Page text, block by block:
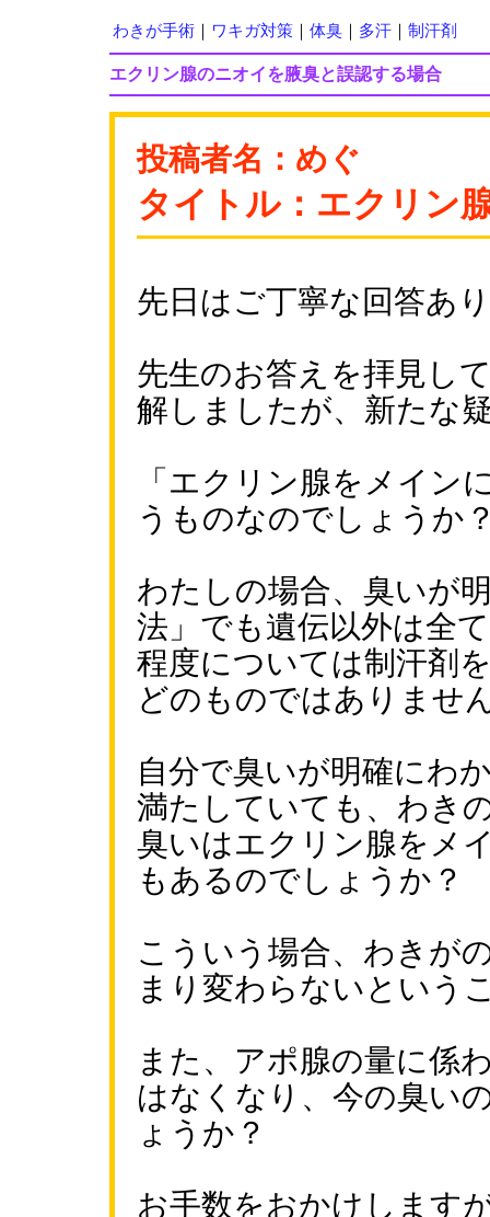
わきが手術 ワキガ対策 体臭 多汗 制汗剤
エクリン腺のニオイを腋臭と誤認する場合
投稿者名：めぐ
タイトル：エクリン
先日はご丁寧な回答あ
先生のお答えを拝見し
解しましたが、新たな
「エクリン腺をメイン
うものなのでしょうか
わたしの場合、臭いが
法」でも遺伝以外は全
程度については制汗剤
どのものではありませ
自分で臭いが明確にわ
満たしていても、わき
臭いはエクリン腺をメ
もあるのでしょうか？
こういう場合、わきが
まり変わらないという
また、アポ腺の量に係
はなくなり、今の臭い
ょうか？
お手数をおかけします